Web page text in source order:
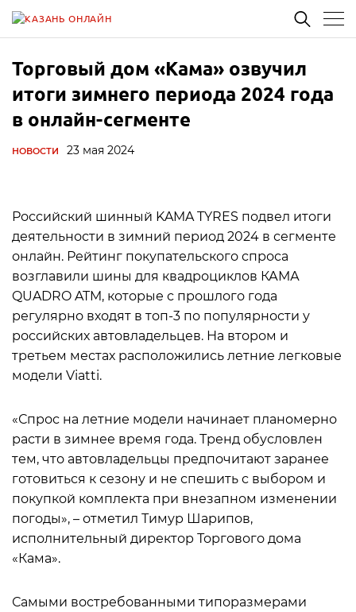
Торговый дом «Кама» озвучил
итоги зимнего периода 2024 года
в онлайн-сегменте
НОВОСТИ 23 мая 2024
Российский шинный KAMA TYRES подвел итоги
деятельности в зимний период 2024 в сегменте
онлайн. Рейтинг покупательского спроса
возглавили шины для квадроциклов КАМА
QUADRO ATM, которые с прошлого года
регулярно входят в топ-3 по популярности у
российских автовладельцев. На втором и
третьем местах расположились летние легковые
модели Viatti.
«Спрос на летние модели начинает планомерно
расти в зимнее время года. Тренд обусловлен
тем, что автовладельцы предпочитают заранее
готовиться к сезону и не спешить с выбором и
покупкой комплекта при внезапном изменении
погоды», – отметил Тимур Шарипов,
исполнительный директор Торгового дома
«Кама».
Самыми востребованными типоразмерами